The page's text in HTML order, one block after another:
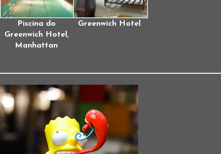
Piscina do
Greenwich Hotel,
Manhattan
Greenwich Hotel